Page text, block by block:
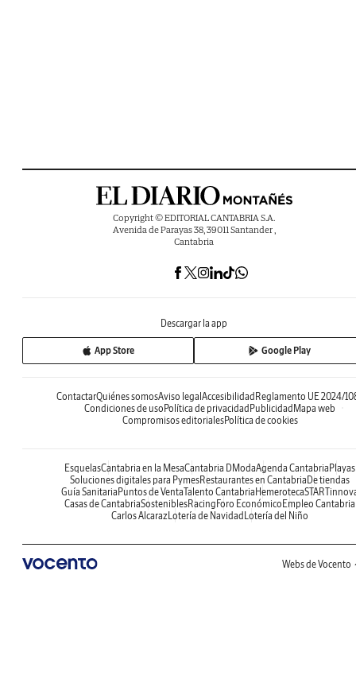
Copyright © EDITORIAL CANTABRIA S.A.
Avenida de Parayas 38, 39011 Santander ,
Cantabria
Descargar la app
App Store Google Play
ContactarQuiénes somosAviso legal Accesibilidad Reglamento UE 2024/
Condiciones de uso Política de privacidad Publicidad Mapa web
Compromisos editorialesPolítica de cookies
EsquelasCantabria en la MesaCantabria DModaAgenda Cantabria Playas
Soluciones digitales para PymesRestaurantes en Cantabria De tiendas
Guía Sanitaria Puntos de VentaTalento Cantabria Hemeroteca
Casas de CantabriaSosteniblesRacing Foro Económico Empleo Cantabria
Carlos Alcaraz Lotería de Navidad Lotería del Niño
Webs de Vocento